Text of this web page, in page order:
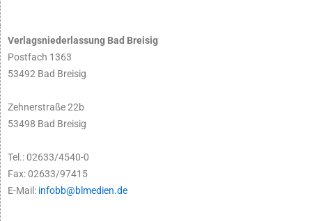
Verlagsniederlassung Bad Breisig
Postfach 1363
53492 Bad Breisig
Zehnerstraße 22b
53498 Bad Breisig
Tel.: 02633/4540-0
Fax: 02633/97415
E-Mail: infobb@blmedien.de